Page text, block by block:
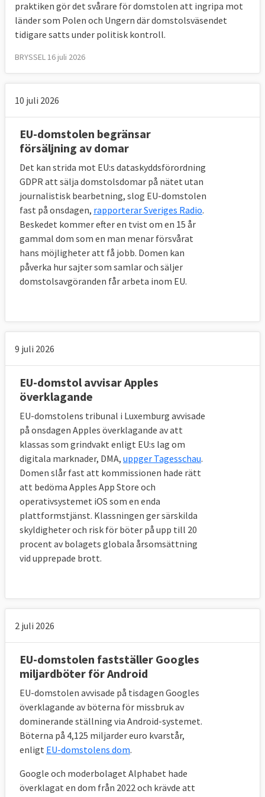
personer ska betraktas som flyktingar
3 mars 2009 Sverige förlorade
Om investeringsskyddsavtal med tredje
land
15 maj 2008
EU-regler om skydd för immateriella
rättigheter
8 april 2008 Sverige vann
skillnad i beskattningen av öl och vin
31 januari 2008Sverige förloradeEj i tid
infört EU-regler om offentligt upphandling
18 december 2007Sverige förlorade
tid infört EU-regler om upphandling av
vatten, energi, transporter och
posttjänster
infört EU-regler om offentlig upphandling av
byggentreprenader
viss privatimport av alkoholdrycker
omfattas av Systembolagets monopol
14 juni 2007Sverige förloradeEj i tid infört
påföljder för flygbolag som inte informerar
om väsentliga problem som kraftiga
förseningar
18 januari 2007Sverige
förloradeSkatterätt: Uppskovsavdrag för
kapitalvinst vid avyttring av privatbostad
23 november 2006
att avelshingstar skall vara avelsvärderade i
15 juni 2006Sverige vann
svenska regler om skyddsombuds
kunskaper och färdigheter är tillräckliga
enligt EU-rätten
20 oktober 2005Sverige förlorade
handeln inom EU
praktiken gör det svårare för domstolen att ingripa mot
länder som Polen och Ungern där domstolsväsendet
tidigare satts under politisk kontroll.
BRYSSEL 16 juli 2026
10 juli 2026
EU-domstolen begränsar
försäljning av domar
Det kan strida mot EU:s dataskyddsförordning
GDPR att sälja domstolsdomar på nätet utan
journalistisk bearbetning, slog EU-domstolen
fast på onsdagen, rapporterar Sveriges Radio.
Beskedet kommer efter en tvist om en 15 år
gammal dom som en man menar försvårat
hans möjligheter att få jobb. Domen kan
påverka hur sajter som samlar och säljer
domstolsavgöranden får arbeta inom EU.
9 juli 2026
EU-domstol avvisar Apples
överklagande
EU-domstolens tribunal i Luxemburg avvisade
på onsdagen Apples överklagande av att
klassas som grindvakt enligt EU:s lag om
digitala marknader, DMA, uppger Tagesschau.
Domen slår fast att kommissionen hade rätt
att bedöma Apples App Store och
operativsystemet iOS som en enda
plattformstjänst. Klassningen ger särskilda
skyldigheter och risk för böter på upp till 20
procent av bolagets globala årsomsättning
vid upprepade brott.
2 juli 2026
EU-domstolen fastställer Googles
miljardböter för Android
EU-domstolen avvisade på tisdagen Googles
överklagande av böterna för missbruk av
dominerande ställning via Android-systemet.
Böterna på 4,125 miljarder euro kvarstår,
enligt EU-domstolens dom.
Google och moderbolaget Alphabet hade
överklagat en dom från 2022 och krävde att